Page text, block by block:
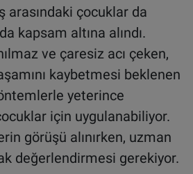
arasındaki çocuklar da
kapsam altına alındı.
ve çaresiz acı çeken,
kaybetmesi beklenen
yeterince
için uygulanabiliyor.
görüşü alınırken, uzman
değerlendirmesi gerekiyor.